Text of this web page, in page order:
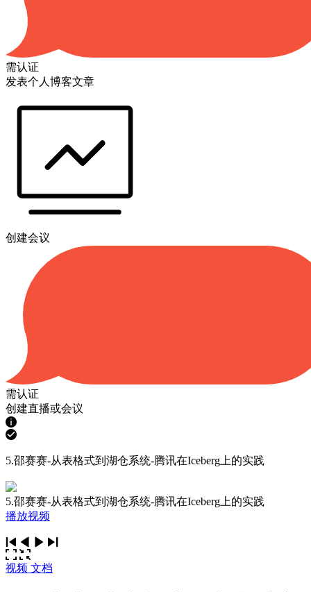
需认证
发表个人博客文章
创建会议
需认证
创建直播或会议
5.邵赛赛-从表格式到湖仓系统-腾讯在Iceberg上的实践
5.邵赛赛-从表格式到湖仓系统-腾讯在Iceberg上的实践
播放视频
视频 文档